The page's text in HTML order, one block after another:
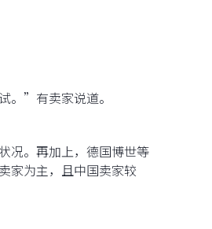
。”有卖家说道。
况。再加上，德国博世等
家为主，且中国卖家较